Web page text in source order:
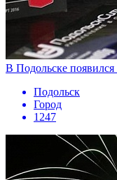
В Подольске
Подольск
Город
1247